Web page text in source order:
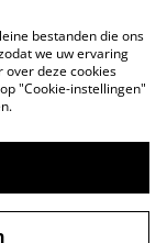
bestanden die ons
we uw ervaring
over deze cookies
"Cookie-instellingen"